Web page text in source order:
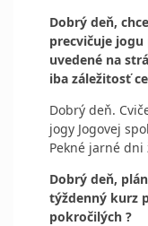
Dobrý deň,
precvičuje
uvedené na
iba záležitosť
Dobrý deň.
jogy Jogovej
Pekné jarné dni
Dobrý deň,
týždenný kurz
pokročilých ?